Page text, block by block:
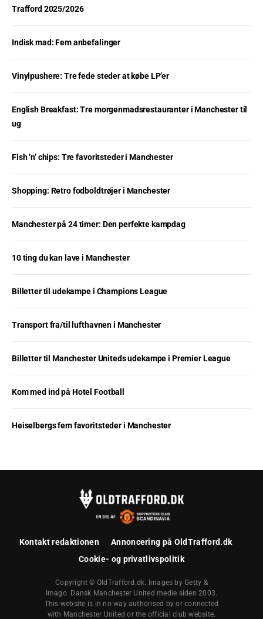
Trafford 2025/2026
Indisk mad: Fem anbefalinger
Vinylpushere: Tre fede steder at købe LP’er
English Breakfast: Tre morgenmadsrestauranter i Manchester til
ug
Fish ’n’ chips: Tre favoritsteder i Manchester
Shopping: Retro fodboldtrøjer i Manchester
Manchester på 24 timer: Den perfekte kampdag
10 ting du kan lave i Manchester
Billetter til udekampe i Champions League
Transport fra/til lufthavnen i Manchester
Billetter til Manchester Uniteds udekampe i Premier League
Kom med ind på Hotel Football
Heiselbergs fem favoritsteder i Manchester
Kontakt redaktionen
Annoncering på OldTrafford.dk
Cookie- og privatlivspolitik
Copyright © OldTrafford.dk. Images by Getty &
Imago. Dansk Manchester United medie siden 2003.
This website is in no way authorised by or connected
with Manchester United or the official club website.